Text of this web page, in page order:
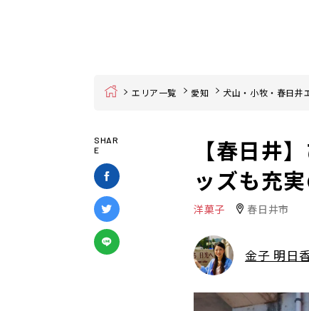
Home エリア一覧 愛知 犬山・小牧・春日井
SHAR
E
【春日井
ッズも充
洋菓子 春日井市
金子 明日